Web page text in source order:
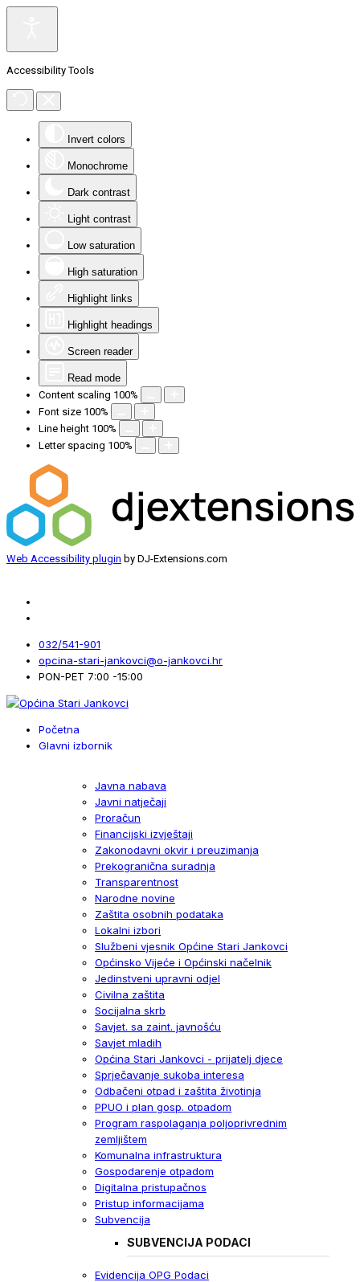
Accessibility Tools
Invert colors
Monochrome
Dark contrast
Light contrast
Low saturation
High saturation
Highlight links
Highlight headings
Screen reader
Read mode
Content scaling 100%
Font size 100%
Line height 100%
Letter spacing 100%
Web Accessibility plugin by DJ-Extensions.com
032/541-901
opcina-stari-jankovci@o-jankovci.hr
PON-PET 7:00 -15:00
Početna
Glavni izbornik
Javna nabava
Javni natječaji
Proračun
Financijski izvještaji
Zakonodavni okvir i preuzimanja
Prekogranična suradnja
Transparentnost
Narodne novine
Zaštita osobnih podataka
Lokalni izbori
Službeni vjesnik Općine Stari Jankovci
Općinsko Vijeće i Općinski načelnik
Jedinstveni upravni odjel
Civilna zaštita
Socijalna skrb
Savjet. sa zaint. javnošću
Savjet mladih
Općina Stari Jankovci - prijatelj djece
Sprječavanje sukoba interesa
Odbačeni otpad i zaštita životinja
PPUO i plan gosp. otpadom
Program raspolaganja poljoprivrednim
zemljištem
Komunalna infrastruktura
Gospodarenje otpadom
Digitalna pristupačnos
Pristup informacijama
Subvencija
SUBVENCIJA PODACI
Evidencija OPG Podaci